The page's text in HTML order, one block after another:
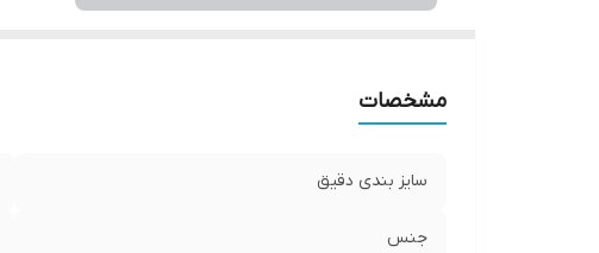
مشخصات
سایز بندی دقیق
جنس